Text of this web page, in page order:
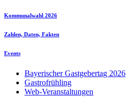
Kommunalwahl 2026
Zahlen, Daten, Fakten
Events
Bayerischer Gastgebertag 2026
Gastrofrühling
Web-Veranstaltungen